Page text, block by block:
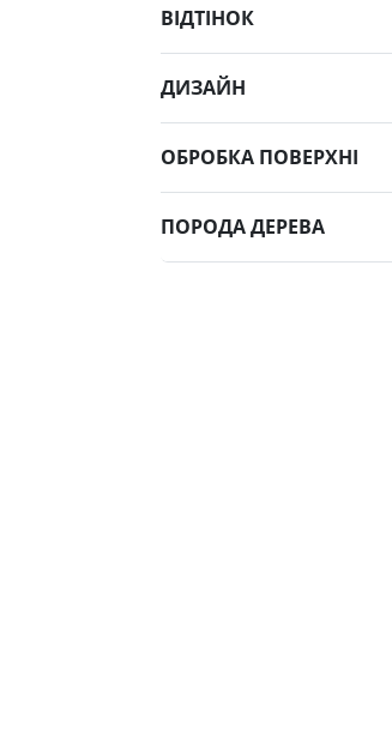
ВІДТІНОК
ДИЗАЙН
ОБРОБКА ПОВЕРХНІ
ПОРОДА ДЕРЕВА